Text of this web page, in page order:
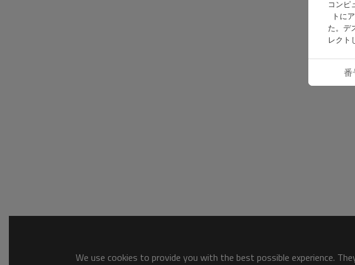
We use cookies to provide you with the best possible experience.
コンピ
トに
た。デ
レクト
番